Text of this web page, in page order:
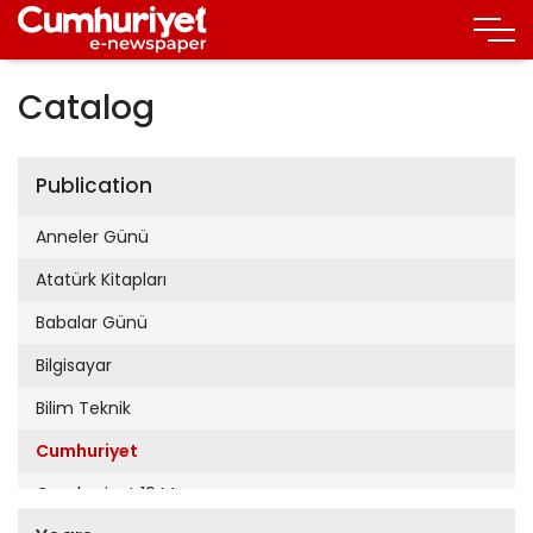
Catalog
Publication
Anneler Günü
Atatürk Kitapları
Babalar Günü
Bilgisayar
Bilim Teknik
Cumhuriyet
Cumhuriyet 19 Mayıs